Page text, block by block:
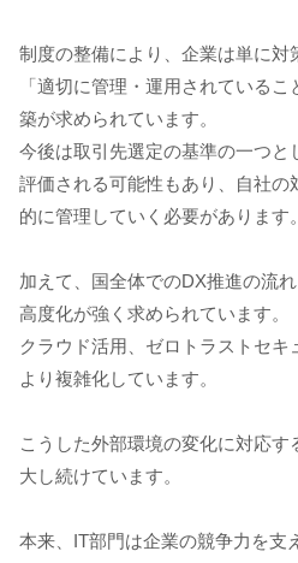
制度の整備により、企業は単に対
「適切に管理・運用されている
築が求められています。
今後は取引先選定の基準の一つと
評価される可能性もあり、自社の
的に管理していく必要があります。
加えて、国全体でのDX推進の流
高度化が強く求められています。
クラウド活用、ゼロトラストセキ
より複雑化しています。
こうした外部環境の変化に対応
大し続けています。
本来、IT部門は企業の競争力を支